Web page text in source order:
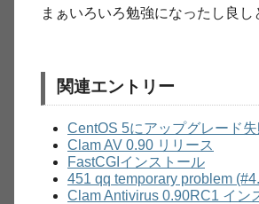
まぁいろいろ勉強になったし良し
関連エントリー
CentOS 5にアップグレード失
Clam AV 0.90 リリース
FastCGIインストール
451 qq temporary problem
Clam Antivirus 0.90RC1 イン